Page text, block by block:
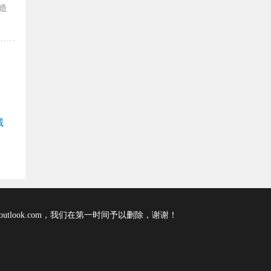
，我们在第一时间予以删除，谢谢！